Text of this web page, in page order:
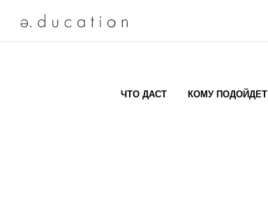
ЧТО ДАСТ КОМУ ПОДОЙДЕТ